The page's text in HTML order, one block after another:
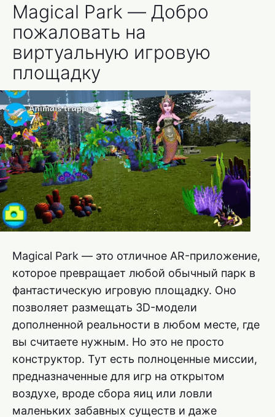
Magical Park — Добро
пожаловать на
виртуальную игровую
площадку
Magical Park — это отличное AR-приложение,
которое превращает любой обычный парк в
фантастическую игровую площадку. Оно
позволяет размещать 3D-модели
дополненной реальности в любом месте, где
вы считаете нужным. Но это не просто
конструктор. Тут есть полноценные миссии,
предназначенные для игр на открытом
воздухе, вроде сбора яиц или ловли
маленьких забавных существ и даже